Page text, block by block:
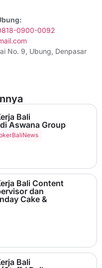
0900-0092
No. 9, Ubung, Denpasar
Bali
Aswana Group
Bali Content
dan
Cake &
Bali